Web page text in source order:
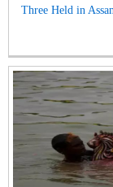
Three Held in